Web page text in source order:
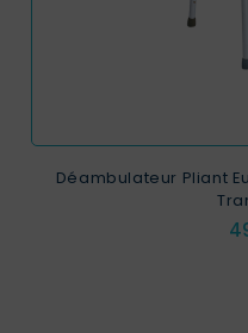
Déambulateur Pliant